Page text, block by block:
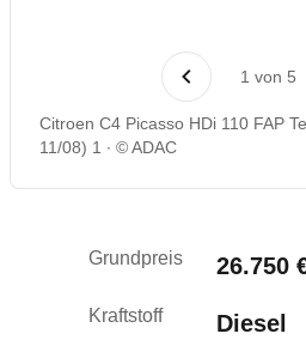
Rückrufe & Mängel
Crashtest
1 von 5
Citroen C4 Picasso HDi 110 FAP
11/08) 1
© ADAC
Grundpreis 26.750
Kraftstoff Diesel